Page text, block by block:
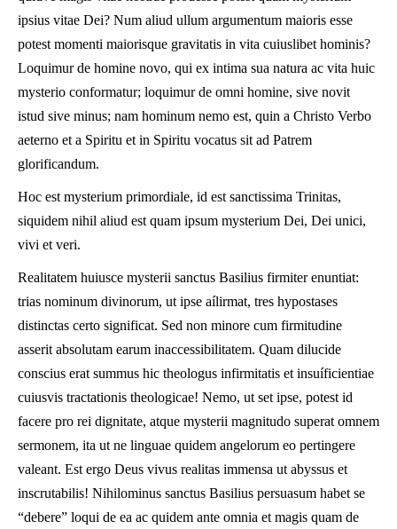
ipsius vitae Dei? Num aliud ullum argumentum maioris esse
potest momenti maiorisque gravitatis in vita cuiuslibet hominis?
Loquimur de homine novo, qui ex intima sua natura ac vita huic
mysterio conformatur; loquimur de omni homine, sive novit
istud sive minus; nam hominum nemo est, quin a Christo Verbo
aeterno et a Spiritu et in Spiritu vocatus sit ad Patrem
glorificandum.
Hoc est mysterium primordiale, id est sanctissima Trinitas,
siquidem nihil aliud est quam ipsum mysterium Dei, Dei unici,
vivi et veri.
Realitatem huiusce mysterii sanctus Basilius firmiter enuntiat:
trias nominum divinorum, ut ipse aílirmat, tres hypostases
distinctas certo significat. Sed non minore cum firmitudine
asserit absolutam earum inaccessibilitatem. Quam dilucide
conscius erat summus hic theologus infirmitatis et insuíficientiae
cuiusvis tractationis theologicae! Nemo, ut set ipse, potest id
facere pro rei dignitate, atque mysterii magnitudo superat omnem
sermonem, ita ut ne linguae quidem angelorum eo pertingere
valeant. Est ergo Deus vivus realitas immensa ut abyssus et
inscrutabilis! Nihilominus sanctus Basilius persuasum habet se
“debere” loqui de ea ac quidem ante omnia et magis quam de